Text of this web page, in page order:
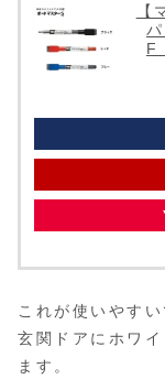
F
これが使いやすい
玄関ドアにホワ
ます。